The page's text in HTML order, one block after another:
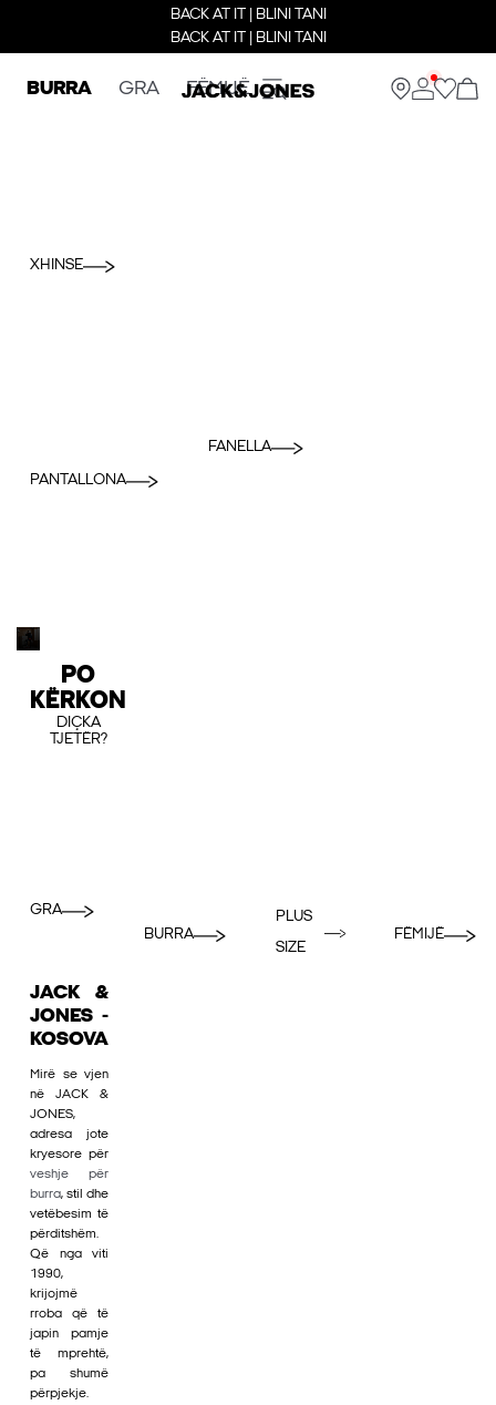
BACK AT IT | BLINI TANI
BACK AT IT | BLINI TANI
BURRA GRA FËMIJË
XHINSE
PANTALLONA
FANELLA
PO
KËRKON
DIÇKA
TJETËR?
GRA
BURRA
PLUS
SIZE
FËMIJË
JACK &
JONES -
KOSOVA
Mirë se vjen
në JACK &
JONES,
adresa jote
kryesore për
veshje për
burra, stil dhe
vetëbesim të
përditshëm.
Që nga viti
1990,
krijojmë
rroba që të
japin pamje
të mprehtë,
pa shumë
përpjekje.